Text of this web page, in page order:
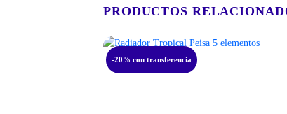
PRODUCTOS
-20% con transferencia